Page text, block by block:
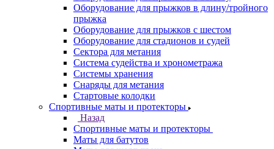
Оборудование для прыжков в длину/тройного
прыжка
Оборудование для прыжков с шестом
Оборудование для стадионов и судей
Сектора для метания
Система судейства и хронометража
Системы хранения
Снаряды для метания
Стартовые колодки
Спортивные маты и протекторы
Назад
Спортивные маты и протекторы
Маты для батутов